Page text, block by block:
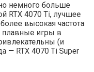
немного больше
RTX 4070 Ti, лучшее
высокая частота
плавные игры в
(и
— RTX 4070 Ti Super